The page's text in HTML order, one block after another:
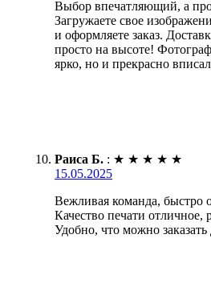
Выбор впечатляющий, а
Загружаете свое
и оформляете заказ.
просто на высоте!
ярко, но и прекрасно
Раиса Б. : ★ ★ ★ ★ ★
15.05.2025
Вежливая команда, быстро
Качество печати отличное,
Удобно, что можно заказать